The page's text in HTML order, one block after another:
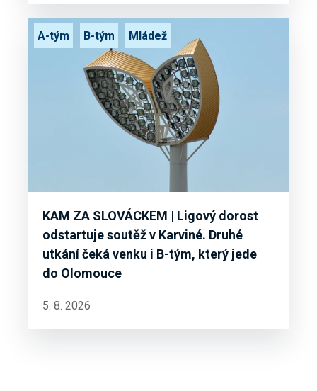
KAM ZA SLOVÁCKEM | Ligový dorost
odstartuje soutěž v Karviné. Druhé
utkání čeká venku i B-tým, který jede
do Olomouce
A-tým B-tým Mládež
5. 8. 2026